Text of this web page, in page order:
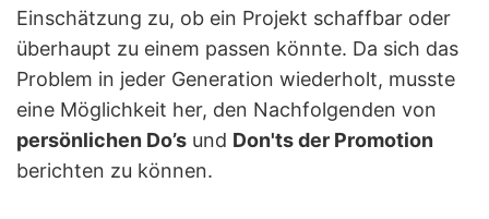
Einschätzung zu, ob ein Projekt schaffbar oder
überhaupt zu einem passen könnte. Da sich das
Problem in jeder Generation wiederholt, musste
eine Möglichkeit her, den Nachfolgenden von
persönlichen Do’s und Don'ts der Promotion
berichten zu können.